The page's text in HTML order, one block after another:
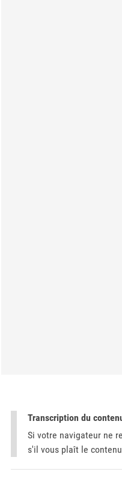
Transcription du
Si votre navigateur ne
s'il vous plaît le